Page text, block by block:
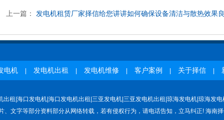
上一篇： 发电机租赁厂家择信给您讲讲如何确保设备清洁与散热效果
电机 发电机出租 发电机维修 客户案例 关于择信
出租|海口发电机|海口发电机出租|三亚发电机|三亚发电机出租|琼海发电机|琼海发
、文字等部分资料部分从网络转载，若有侵权行为，请电话告知，立马纠正! 海南